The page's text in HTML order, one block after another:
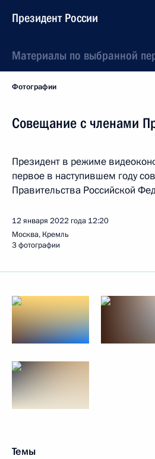
Президент России
Материалы по выбранной
Фотографии
Совещание с членами
Президент в режиме
первое в наступившем году
Правительства Российской
12 января 2022 года 12:20
Москва, Кремль
3 фотографии
Темы